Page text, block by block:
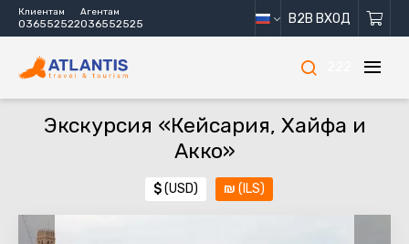
Клиентам
036552522
Агентам
036552525 B2B ВХОД
Экскурсия «Кейсария, Хайфа и
Акко»
$(USD) ₪ (ILS)